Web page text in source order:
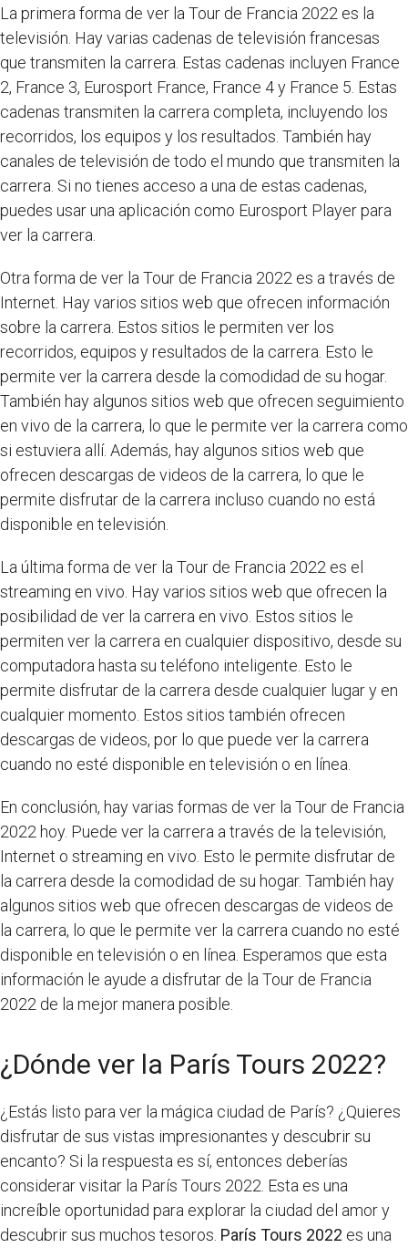
La primera forma de ver la Tour de Francia 2022 es la
televisión. Hay varias cadenas de televisión francesas
que transmiten la carrera. Estas cadenas incluyen France
2, France 3, Eurosport France, France 4 y France 5. Estas
cadenas transmiten la carrera completa, incluyendo los
recorridos, los equipos y los resultados. También hay
canales de televisión de todo el mundo que transmiten la
carrera. Si no tienes acceso a una de estas cadenas,
puedes usar una aplicación como Eurosport Player para
ver la carrera.
Otra forma de ver la Tour de Francia 2022 es a través de
Internet. Hay varios sitios web que ofrecen información
sobre la carrera. Estos sitios le permiten ver los
recorridos, equipos y resultados de la carrera. Esto le
permite ver la carrera desde la comodidad de su hogar.
También hay algunos sitios web que ofrecen seguimiento
en vivo de la carrera, lo que le permite ver la carrera como
si estuviera allí. Además, hay algunos sitios web que
ofrecen descargas de videos de la carrera, lo que le
permite disfrutar de la carrera incluso cuando no está
disponible en televisión.
La última forma de ver la Tour de Francia 2022 es el
streaming en vivo. Hay varios sitios web que ofrecen la
posibilidad de ver la carrera en vivo. Estos sitios le
permiten ver la carrera en cualquier dispositivo, desde su
computadora hasta su teléfono inteligente. Esto le
permite disfrutar de la carrera desde cualquier lugar y en
cualquier momento. Estos sitios también ofrecen
descargas de videos, por lo que puede ver la carrera
cuando no esté disponible en televisión o en línea.
En conclusión, hay varias formas de ver la Tour de Francia
2022 hoy. Puede ver la carrera a través de la televisión,
Internet o streaming en vivo. Esto le permite disfrutar de
la carrera desde la comodidad de su hogar. También hay
algunos sitios web que ofrecen descargas de videos de
la carrera, lo que le permite ver la carrera cuando no esté
disponible en televisión o en línea. Esperamos que esta
información le ayude a disfrutar de la Tour de Francia
2022 de la mejor manera posible.
¿Dónde ver la París Tours 2022?
¿Estás listo para ver la mágica ciudad de París? ¿Quieres
disfrutar de sus vistas impresionantes y descubrir su
encanto? Si la respuesta es sí, entonces deberías
considerar visitar la París Tours 2022. Esta es una
increíble oportunidad para explorar la ciudad del amor y
descubrir sus muchos tesoros. París Tours 2022 es una